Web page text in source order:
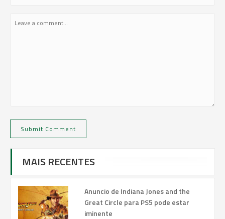
MAIS RECENTES
Anuncio de Indiana Jones and the
Great Circle para PS5 pode estar
iminente